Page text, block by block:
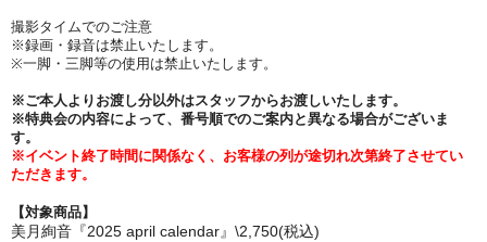
撮影タイムでのご注意
※録画・録音は禁止いたします。
※一脚・三脚等の使用は禁止いたします。
※ご本人よりお渡し分以外はスタッフからお渡しいたします。
※特典会の内容によって、番号順でのご案内と異なる場合がございま
す。
※イベント終了時間に関係なく、お客様の列が途切れ次第終了させてい
ただきます。
【対象商品】
美月絢音『2025 april calendar』\2,750(税込)